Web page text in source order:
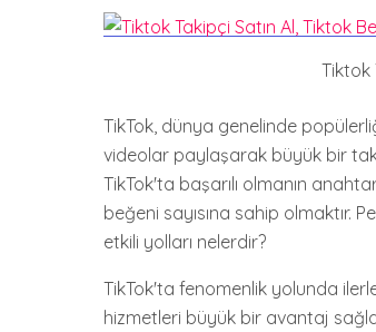
Tiktok
TikTok, dünya genelinde
videolar paylaşarak büyük bir
TikTok'ta başarılı olmanın
beğeni sayısına sahip olmaktır.
etkili yolları nelerdir?
TikTok'ta fenomenlik yolunda
hizmetleri büyük bir avantaj